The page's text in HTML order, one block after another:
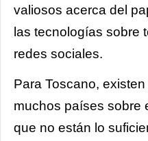
valiosos acerca del
las tecnologías sobre
redes sociales.
Para Toscano,
muchos países sobre
que no están lo